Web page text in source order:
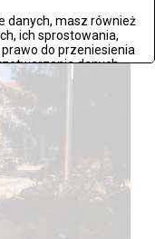
danych, masz również
ich sprostowania,
do przeniesienia
danych.
plików cookies,
do serwisu